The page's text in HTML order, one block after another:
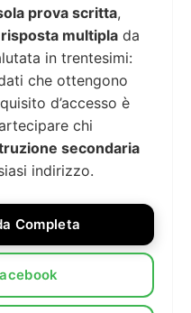
prova scritta,
multipla da
in trentesimi:
che ottengono
d’accesso è
chi
secondaria
indirizzo.
Completa